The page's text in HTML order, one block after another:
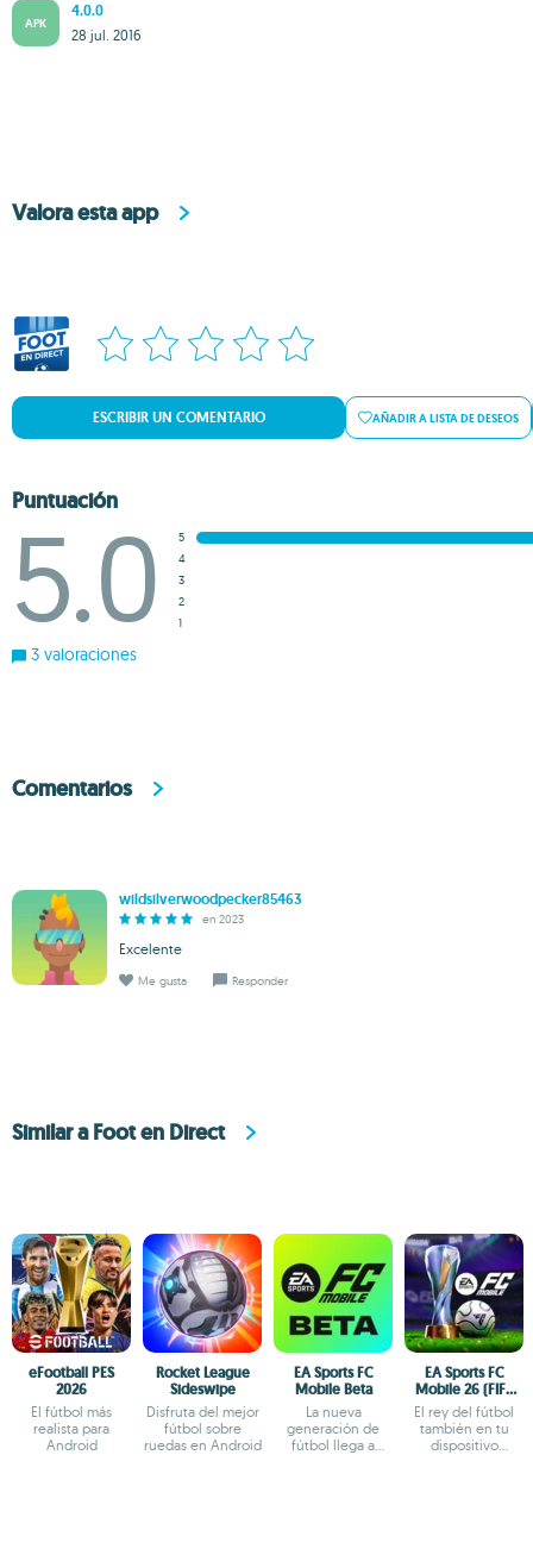
APK
4.0.0
28 jul. 2016
Valora esta app
ESCRIBIR UN COMENTARIO AÑADIR A LISTA DE DESEOS
Puntuación
5.0
5
4
3
2
1
3 valoraciones
Comentarios
wildsilverwoodpecker85463
en 2023
Excelente
Me gusta Responder
Similar a Foot en Direct
eFootball PES
2026
El fútbol más
realista para
Android
Rocket League
Sideswipe
Disfruta del mejor
fútbol sobre
ruedas en Android
EA Sports FC
Mobile Beta
La nueva
generación de
fútbol llega a
EA Sports FC
Mobile 26 (FIFA
Fútbol)
El rey del fútbol
también en tu
dispositivo